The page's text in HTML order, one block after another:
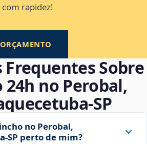
rapidez!
Sobre
24h no Perobal,
no Perobal,
perto de mim?